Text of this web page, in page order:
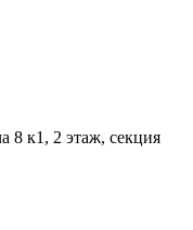
8 к1, 2 этаж, секция